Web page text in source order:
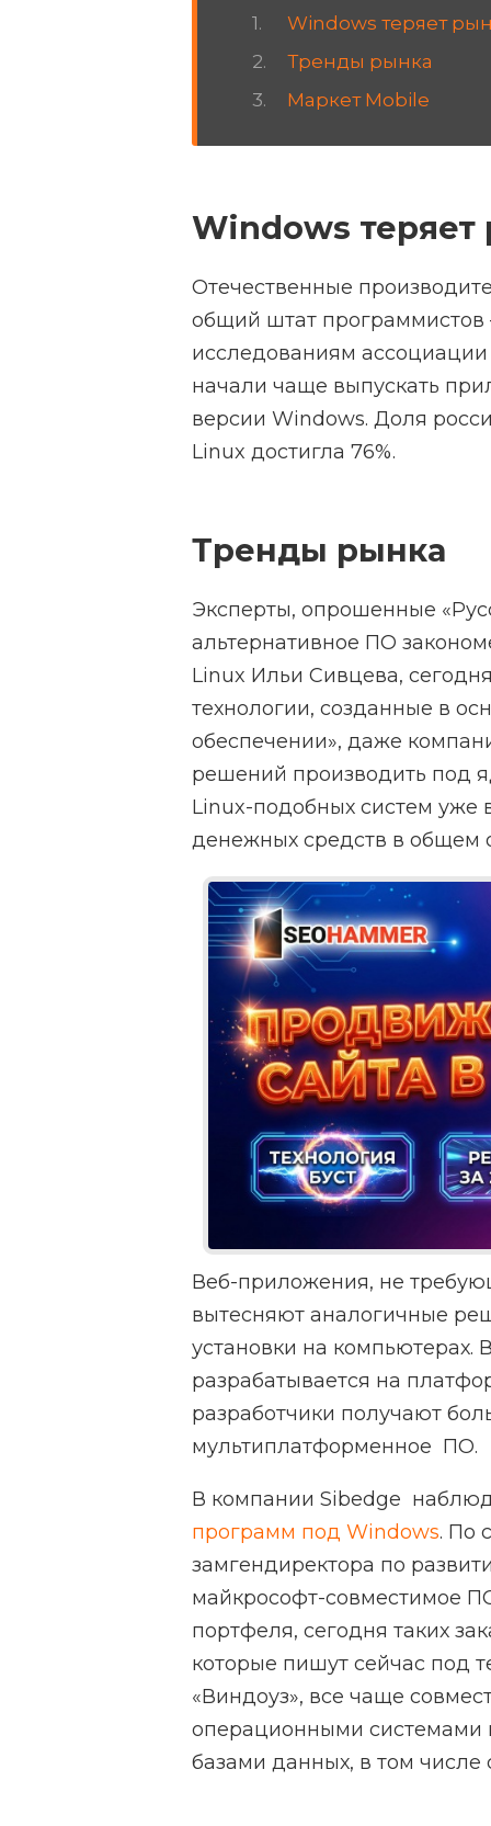
Windows теряет
Тренды рынка
Маркет Mobile
Windows
Отечественные
общий штат программистов
исследованиям
начали чаще выпускать
версии Windows. Доля
Linux достигла 76%.
Тренды рынка
Эксперты, опрошенные
альтернативное ПО
Linux Ильи Сивцева,
технологии, созданные в
обеспечении», даже
решений производить под
Linux-подобных систем
денежных средств в общем
Веб-приложения, не
вытесняют аналогичные
установки на компьютерах.
разрабатывается на
разработчики получают
мультиплатформенное ПО.
В компании Sibedge
программ под Windows. По
замгендиректора по
майкрософт-совместимое
портфеля, сегодня таких
которые пишут сейчас под
«Виндоуз», все чаще
операционными системами
базами данных, в том числе